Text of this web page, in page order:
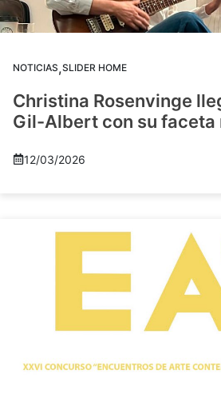
NOTICIAS,SLIDER HOME
Christina Rosenvinge
Gil-Albert con su faceta
12/03/2026